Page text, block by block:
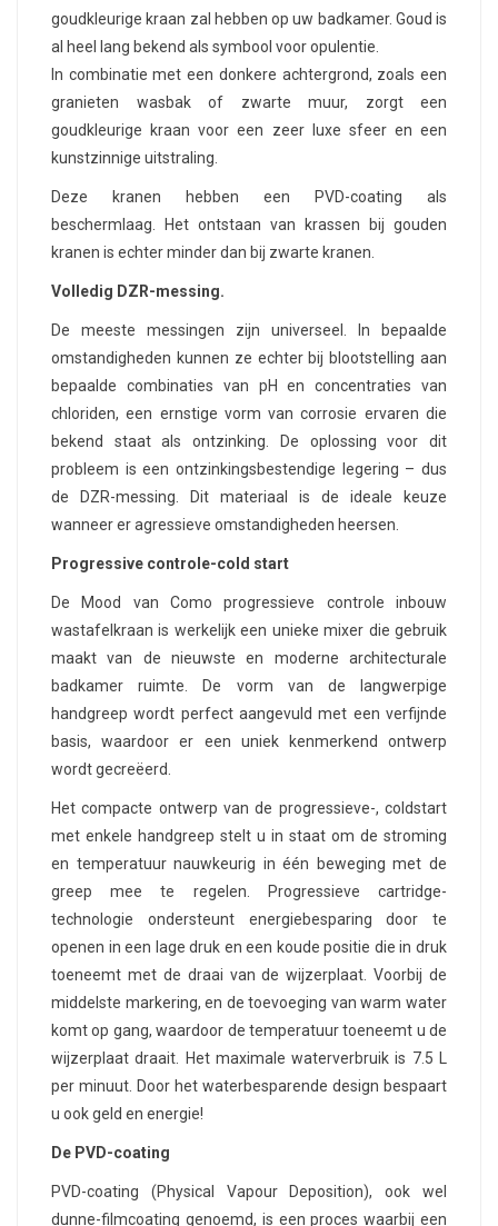
goudkleurige kraan zal hebben op uw badkamer. Goud is
al heel lang bekend als symbool voor opulentie.
In combinatie met een donkere achtergrond, zoals een
granieten wasbak of zwarte muur, zorgt een
goudkleurige kraan voor een zeer luxe sfeer en een
kunstzinnige uitstraling.
Deze kranen hebben een PVD-coating als
beschermlaag. Het ontstaan van krassen bij gouden
kranen is echter minder dan bij zwarte kranen.
Volledig DZR-messing.
De meeste messingen zijn universeel. In bepaalde
omstandigheden kunnen ze echter bij blootstelling aan
bepaalde combinaties van pH en concentraties van
chloriden, een ernstige vorm van corrosie ervaren die
bekend staat als ontzinking. De oplossing voor dit
probleem is een ontzinkingsbestendige legering – dus
de DZR-messing. Dit materiaal is de ideale keuze
wanneer er agressieve omstandigheden heersen.
Progressive controle-cold start
De Mood van Como progressieve controle inbouw
wastafelkraan is werkelijk een unieke mixer die gebruik
maakt van de nieuwste en moderne architecturale
badkamer ruimte. De vorm van de langwerpige
handgreep wordt perfect aangevuld met een verfijnde
basis, waardoor er een uniek kenmerkend ontwerp
wordt gecreëerd.
Het compacte ontwerp van de progressieve-, coldstart
met enkele handgreep stelt u in staat om de stroming
en temperatuur nauwkeurig in één beweging met de
greep mee te regelen. Progressieve cartridge-
technologie ondersteunt energiebesparing door te
openen in een lage druk en een koude positie die in druk
toeneemt met de draai van de wijzerplaat. Voorbij de
middelste markering, en de toevoeging van warm water
komt op gang, waardoor de temperatuur toeneemt u de
wijzerplaat draait. Het maximale waterverbruik is 7.5 L
per minuut. Door het waterbesparende design bespaart
u ook geld en energie!
De PVD-coating
PVD-coating (Physical Vapour Deposition), ook wel
dunne-filmcoating genoemd, is een proces waarbij een